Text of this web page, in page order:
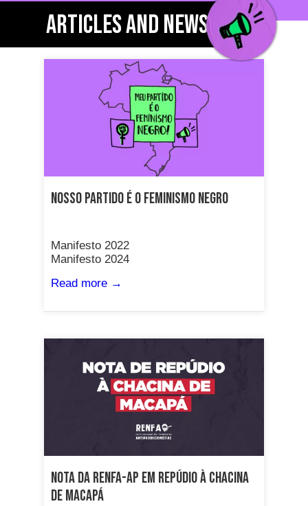
Articles and News
Nosso partido é o Feminismo Negro
Manifesto 2022
Manifesto 2024
Read more →
Nota da RENFA-AP em repúdio à chacina
de Macapá